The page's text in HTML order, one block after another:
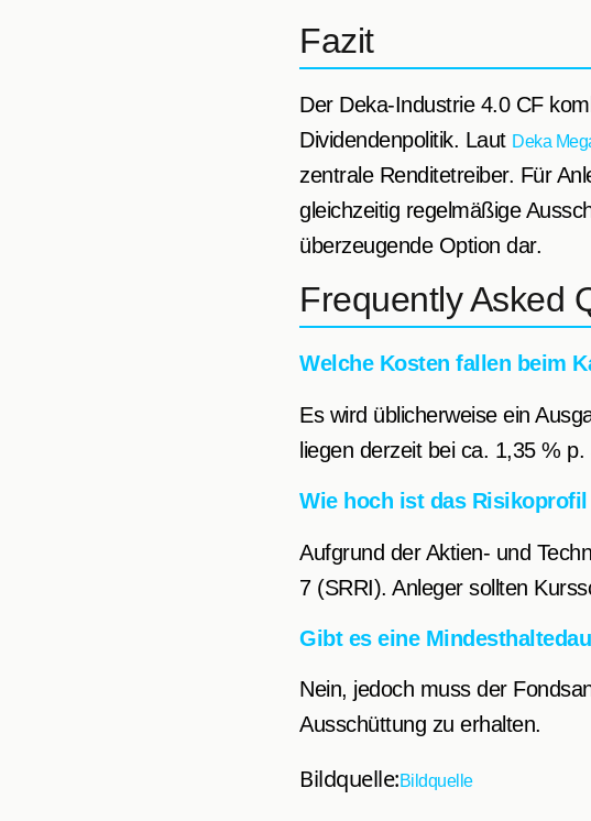
Fazit
Der Deka-Industrie 4.0 CF
Dividendenpolitik. Laut Deka
zentrale Renditetreiber. Für
gleichzeitig regelmäßige
überzeugende Option dar.
Frequently Asked
Welche Kosten fallen beim
Es wird üblicherweise ein
liegen derzeit bei ca. 1,35 % p.
Wie hoch ist das
Aufgrund der Aktien- und
7 (SRRI). Anleger sollten
Gibt es eine
Nein, jedoch muss der
Ausschüttung zu erhalten.
Bildquelle:Bildquelle